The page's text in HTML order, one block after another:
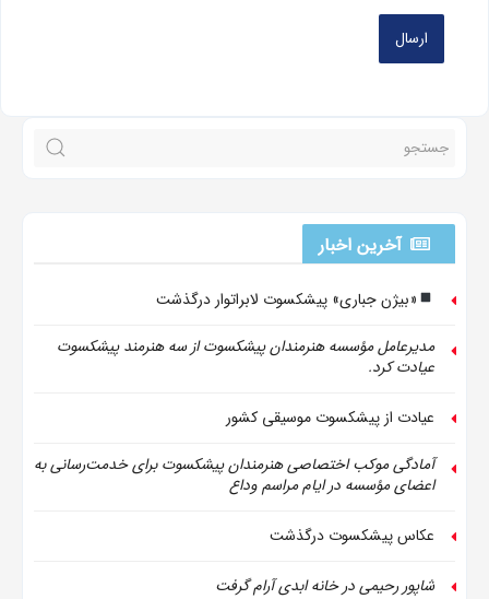
آخرین اخبار
«بیژن جباری» پیشکسوت لابراتوار درگذشت
مدیرعامل مؤسسه هنرمندان پیشکسوت از سه هنرمند پیشکسوت
عیادت کرد.
عیادت از پیشکسوت موسیقی کشور
آمادگی موکب اختصاصی هنرمندان پیشکسوت برای خدمت‌رسانی به
اعضای مؤسسه در ایام مراسم وداع
عکاس پیشکسوت درگذشت
شاپور رحیمی در خانه ابدی آرام گرفت